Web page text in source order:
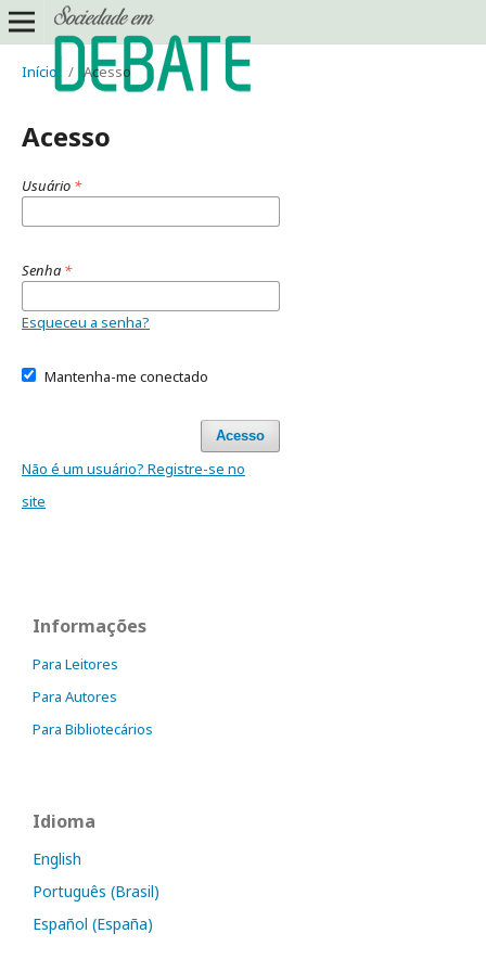
Início / Acesso
Acesso
Usuário *
Senha *
Esqueceu a senha?
Mantenha-me conectado
Acesso
Não é um usuário? Registre-se no
site
Informações
Para Leitores
Para Autores
Para Bibliotecários
Idioma
English
Português (Brasil)
Español (España)